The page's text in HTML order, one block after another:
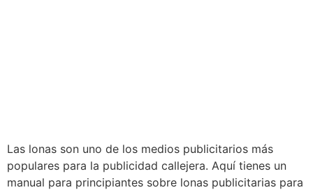
Las lonas son uno de los medios publicitarios más
populares para la publicidad callejera. Aquí tienes un
manual para principiantes sobre lonas publicitarias para